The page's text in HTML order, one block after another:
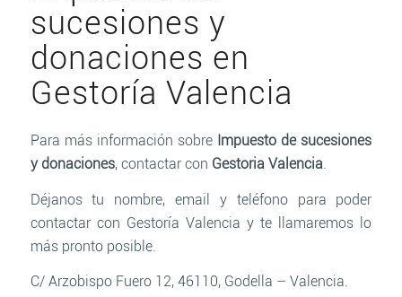
sucesiones y
donaciones en
Gestoría Valencia
Para más información sobre Impuesto de sucesiones
y donaciones, contactar con Gestoria Valencia.
Déjanos tu nombre, email y teléfono para poder
contactar con Gestoría Valencia y te llamaremos lo
más pronto posible.
C/ Arzobispo Fuero 12, 46110, Godella – Valencia.